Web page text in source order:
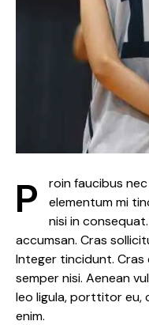
Proin faucibus nec mauris a sodales, sed
elementum mi
nisi in
accumsan. Cras
Integer tincidunt. Cras
semper nisi. Aenean
leo ligula, porttitor eu,
enim.